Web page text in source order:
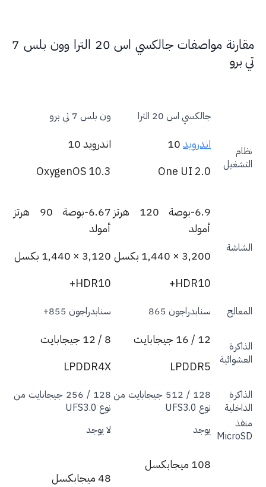
مقارنة مواصفات جالكسي اس 20 الترا وون بلس 7
جالكسي اس 20 الترا ون بلس 7 تي برو
اندرويد10
One UI 2.0
اندرويد 10
OxygenOS 10.3
6.9-بوصة 120 هرتز
أمولد
3,200 × 1,440 بكسل
HDR10+
6.67-بوصة 90 هرتز
أمولد
3,120 × 1,440 بكسل
HDR10+
سنابدراجون 865 سنابدراجون 855+
LPDDR5
LPDDR4X
128 / 512 جيجابايت من
نوع UFS3.0
128 / 256 جيجابايت من
يوجد لا يوجد